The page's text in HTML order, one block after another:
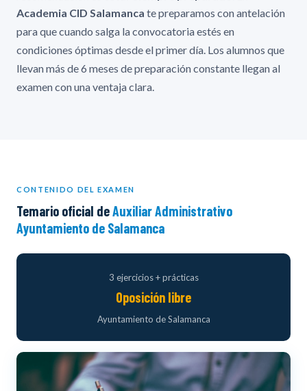
Academia CID Salamanca te preparamos con antelación
para que cuando salga la convocatoria estés en
condiciones óptimas desde el primer día. Los alumnos que
llevan más de 6 meses de preparación constante llegan al
examen con una ventaja clara.
CONTENIDO DEL EXAMEN
Temario oficial deAuxiliar Administrativo
Ayuntamiento de Salamanca
3 ejercicios + prácticas
Oposición libre
Ayuntamiento de Salamanca